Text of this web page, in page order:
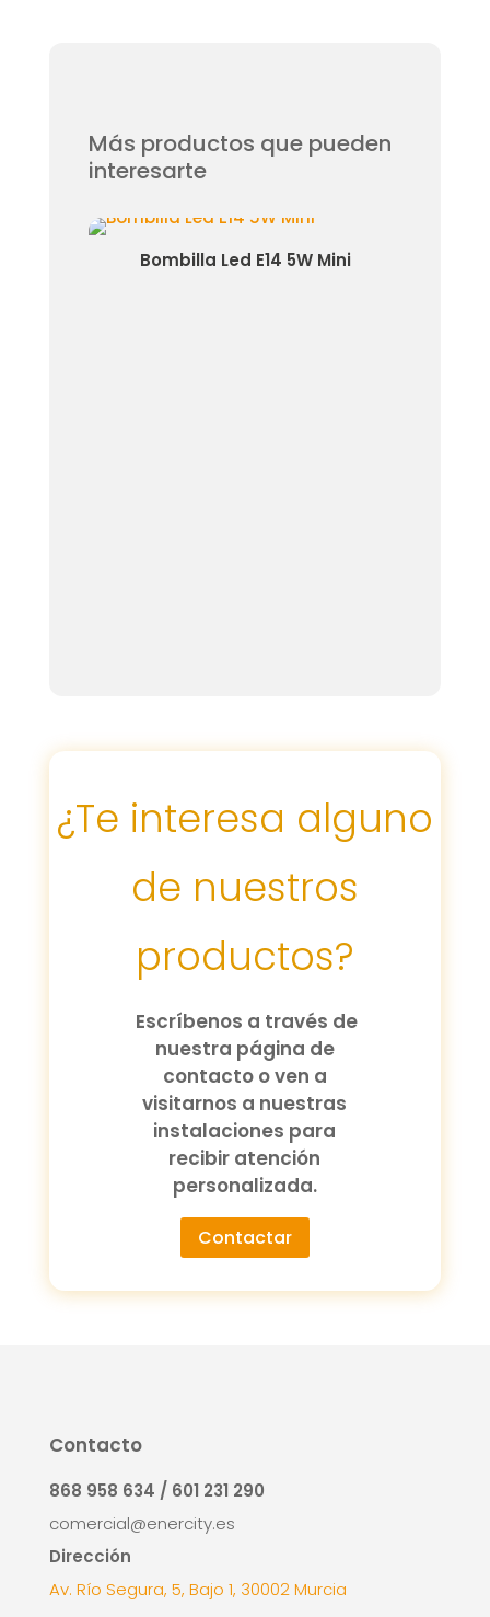
Más productos que pueden
interesarte
Bombilla Led E14 5W Mini
¿Te interesa alguno
de nuestros
productos?
Escríbenos a través de
nuestra página de
contacto o ven a
visitarnos a nuestras
instalaciones para
recibir atención
personalizada.
Contactar
Contacto
868 958 634 / 601 231 290
comercial@enercity.es
Dirección
Av. Río Segura, 5, Bajo 1, 30002 Murcia